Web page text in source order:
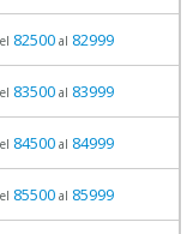
82500al 82999
83500al 83999
84500al 84999
85500al 85999